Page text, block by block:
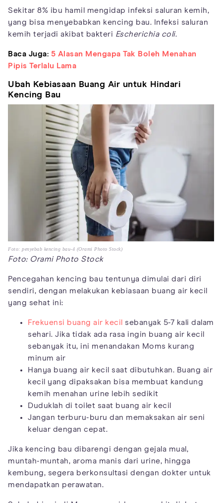
Sekitar 8% ibu hamil mengidap infeksi saluran kemih,
yang bisa menyebabkan kencing bau. Infeksi saluran
kemih terjadi akibat bakteri Escherichia coli.
Baca Juga: 5 Alasan Mengapa Tak Boleh Menahan
Pipis Terlalu Lama
Ubah Kebiasaan Buang Air untuk Hindari
Kencing Bau
Foto: penyebab kencing bau-4 (Orami Photo Stock)
Foto: Orami Photo Stock
Pencegahan kencing bau tentunya dimulai dari diri
sendiri, dengan melakukan kebiasaan buang air kecil
yang sehat ini:
Frekuensi buang air kecil
sebanyak 5-7 kali dalam
sehari. Jika tidak ada rasa ingin buang air kecil
sebanyak itu, ini menandakan Moms kurang
minum air
Hanya buang air kecil saat dibutuhkan. Buang air
kecil yang dipaksakan bisa membuat kandung
kemih menahan urine lebih sedikit
Duduklah di toilet saat buang air kecil
Jangan terburu-buru dan memaksakan air seni
keluar dengan cepat.
Jika kencing bau dibarengi dengan gejala mual,
muntah-muntah, aroma manis dari urine, hingga
kembung, segera berkonsultasi dengan dokter untuk
mendapatkan perawatan.